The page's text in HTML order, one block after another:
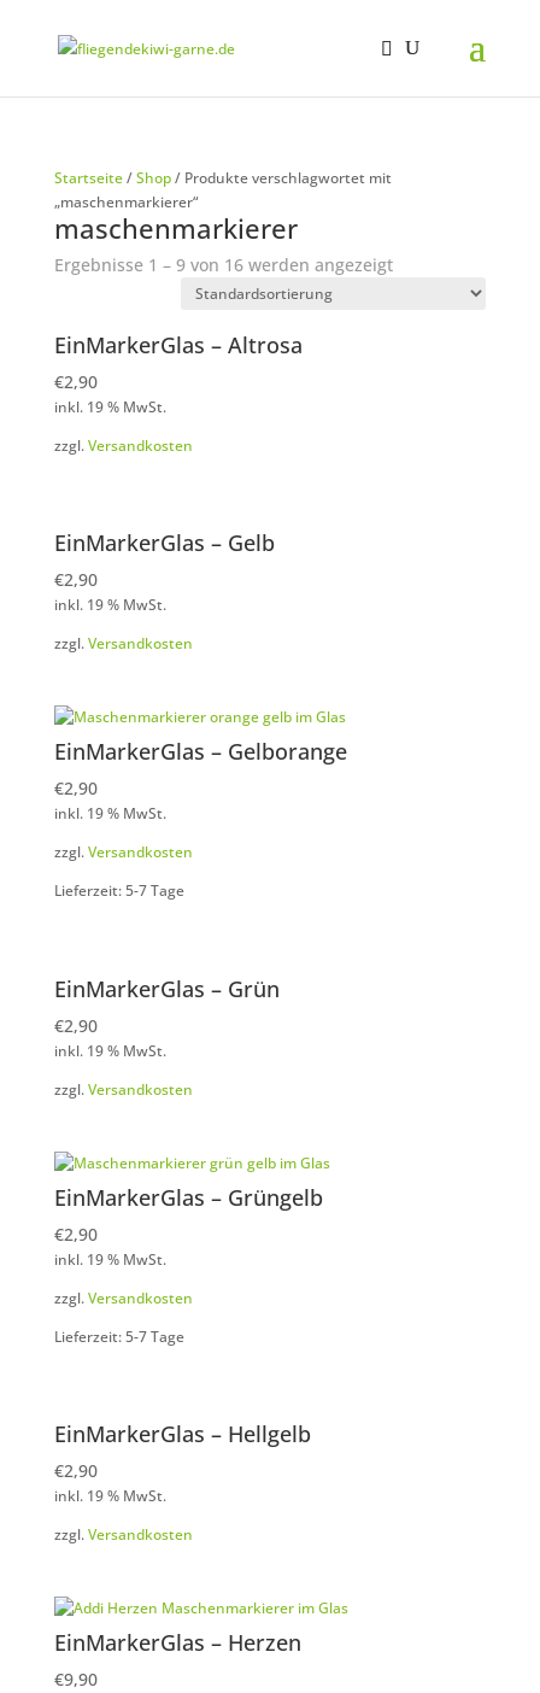
Startseite/Shop/ Produkte verschlagwortet mit
„maschenmarkierer“
maschenmarkierer
Ergebnisse 1 – 9 von 16 werden angezeigt
EinMarkerGlas – Altrosa
€2,90
inkl. 19 % MwSt.
zzgl.Versandkosten
EinMarkerGlas – Gelb
€2,90
inkl. 19 % MwSt.
zzgl.Versandkosten
EinMarkerGlas – Gelborange
€2,90
inkl. 19 % MwSt.
zzgl.Versandkosten
Lieferzeit: 5-7 Tage
EinMarkerGlas – Grün
€2,90
inkl. 19 % MwSt.
zzgl.Versandkosten
EinMarkerGlas – Grüngelb
€2,90
inkl. 19 % MwSt.
zzgl.Versandkosten
Lieferzeit: 5-7 Tage
EinMarkerGlas – Hellgelb
€2,90
inkl. 19 % MwSt.
zzgl.Versandkosten
EinMarkerGlas – Herzen
€9,90